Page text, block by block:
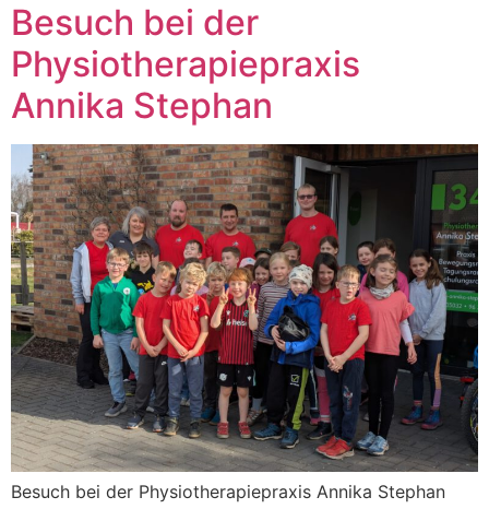
Besuch bei der
Physiotherapiepraxis
Annika Stephan
Besuch bei der Physiotherapiepraxis Annika Stephan